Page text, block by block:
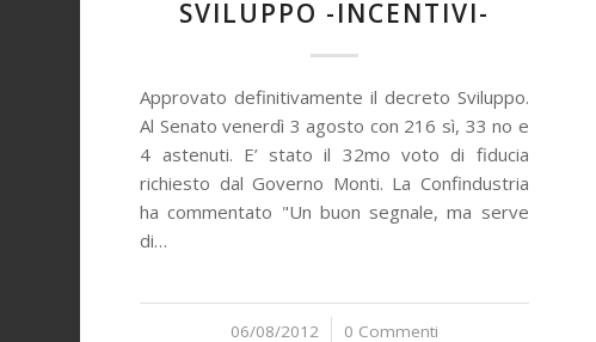
SVILUPPO -INCENTIVI-
Approvato definitivamente il decreto Sviluppo.
Al Senato venerdì 3 agosto con 216 sì, 33 no e
4 astenuti. E’ stato il 32mo voto di fiducia
richiesto dal Governo Monti. La Confindustria
ha commentato "Un buon segnale, ma serve
di…
06/08/2012
/ 0 Commenti